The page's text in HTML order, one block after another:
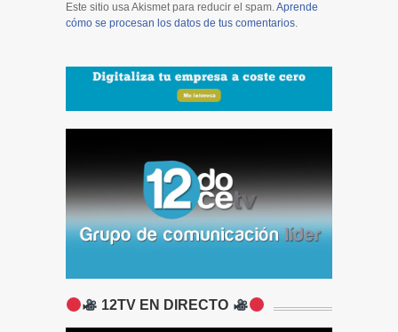
Este sitio usa Akismet para reducir el spam.Aprende
cómo se procesan los datos de tus comentarios.
12TV EN DIRECTO